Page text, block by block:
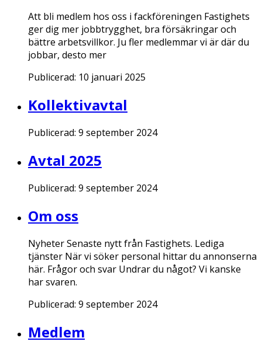
Att bli medlem hos oss i fackföreningen Fastighets
ger dig mer jobbtrygghet, bra försäkringar och
bättre arbetsvillkor. Ju fler medlemmar vi är där du
jobbar, desto mer
Publicerad: 10 januari 2025
Kollektivavtal
Publicerad: 9 september 2024
Avtal 2025
Publicerad: 9 september 2024
Om oss
Nyheter Senaste nytt från Fastighets. Lediga
tjänster När vi söker personal hittar du annonserna
här. Frågor och svar Undrar du något? Vi kanske
har svaren.
Publicerad: 9 september 2024
Medlem